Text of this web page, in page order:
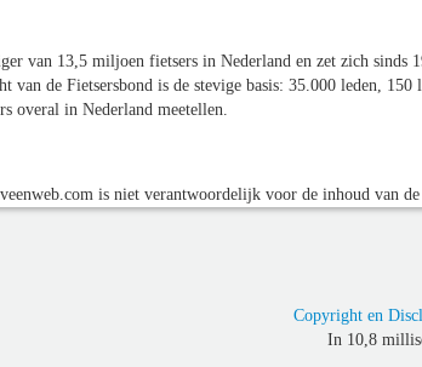
van 13,5 miljoen fietsers in Nederland en zet zich sinds
van de Fietsersbond is de stevige basis: 35.000 leden,
overal in Nederland meetellen.
is niet verantwoordelijk voor de inhoud van de
Copyright en
In 10,8